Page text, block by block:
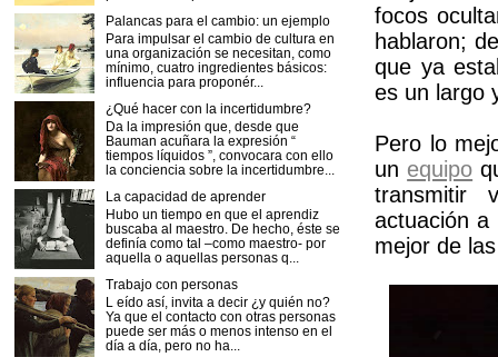
focos
hablaron;
que ya
es un largo
Pero lo
un equipo
transmitir
actuación
mejor de
Palancas para el cambio: un ejemplo
Para impulsar el cambio de cultura en
una organización se necesitan, como
mínimo, cuatro ingredientes básicos:
influencia para proponér...
¿Qué hacer con la incertidumbre?
Da la impresión que, desde que
Bauman acuñara la expresión “
tiempos líquidos ”, convocara con ello
la conciencia sobre la incertidumbre...
La capacidad de aprender
Hubo un tiempo en que el aprendiz
buscaba al maestro. De hecho, éste se
definía como tal –como maestro- por
aquella o aquellas personas q...
Trabajo con personas
L eído así, invita a decir ¿y quién no?
Ya que el contacto con otras personas
puede ser más o menos intenso en el
día a día, pero no ha...